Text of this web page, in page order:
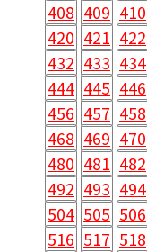
408 409 410
420 421 422
432 433 434
444 445 446
456 457 458
468 469 470
480 481 482
492 493 494
504 505 506
516 517 518